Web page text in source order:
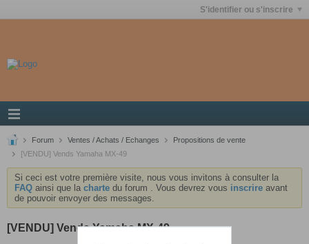
S'identifier ou s'inscrire
Forum Ventes / Achats / Echanges
Propositions de vente
[VENDU] Vends Yamaha MX-49
Si ceci est votre première visite, nous vous invitons à consulter la
FAQ ainsi que la charte du forum . Vous devrez vous inscrire avant
de pouvoir envoyer des messages.
[VENDU] Vends Yamaha MX-49